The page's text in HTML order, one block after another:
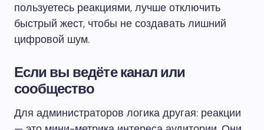
пользуетесь реакциями, лучше отключить
быстрый жест, чтобы не создавать лишний
цифровой шум.
Если вы ведёте канал или
сообщество
Для администраторов логика другая: реакции